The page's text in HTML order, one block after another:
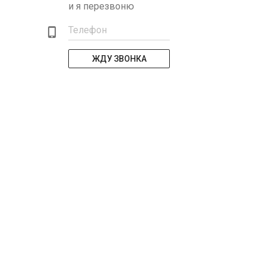
и я перезвоню
Телефон
ЖДУ ЗВОНКА